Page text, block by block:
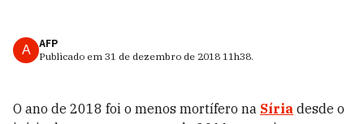
A
AFP
Publicado em 31 de dezembro de 2018 11h38.
O ano de 2018 foi o menos mortífero na Síria desde o